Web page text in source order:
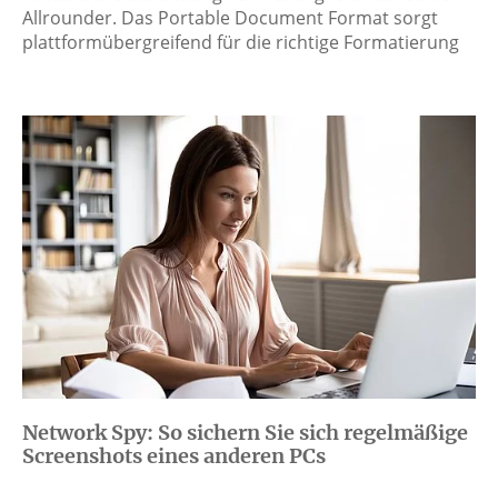
Allrounder. Das Portable Document Format sorgt
plattformübergreifend für die richtige Formatierung
Network Spy: So sichern Sie sich regelmäßige
Screenshots eines anderen PCs